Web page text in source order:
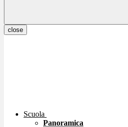
close
Scuola
Panoramica